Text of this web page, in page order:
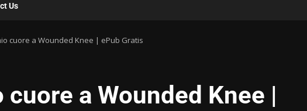
Us
cuore a Wounded Knee | ePub Gratis
a Wounded Knee |